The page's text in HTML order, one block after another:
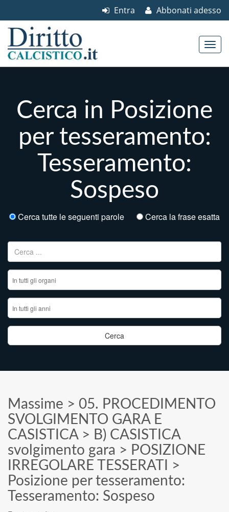
Abbonati adesso
Entra
Cerca in Posizione
per tesseramento:
Tesseramento:
Sospeso
Cerca tutte le seguenti parole Cerca la frase esatta
Ricerca per:
Massime > 05. PROCEDIMENTO
SVOLGIMENTO GARA E
CASISTICA> B) CASISTICA
svolgimento gara > POSIZIONE
IRREGOLARE TESSERATI
>
Posizione per tesseramento:
Tesseramento: Sospeso